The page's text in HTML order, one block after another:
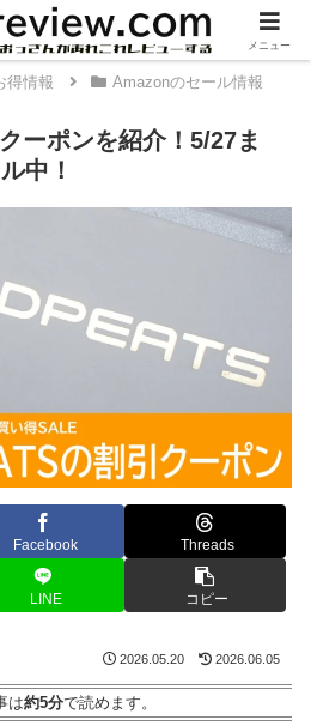
得情報 Amazonのセール情報
ーポンを紹介！5/27ま
中！
Facebook Threads
LINE コピー
2026.05.20 2026.06.05
は約5分で読めます。
メニュー